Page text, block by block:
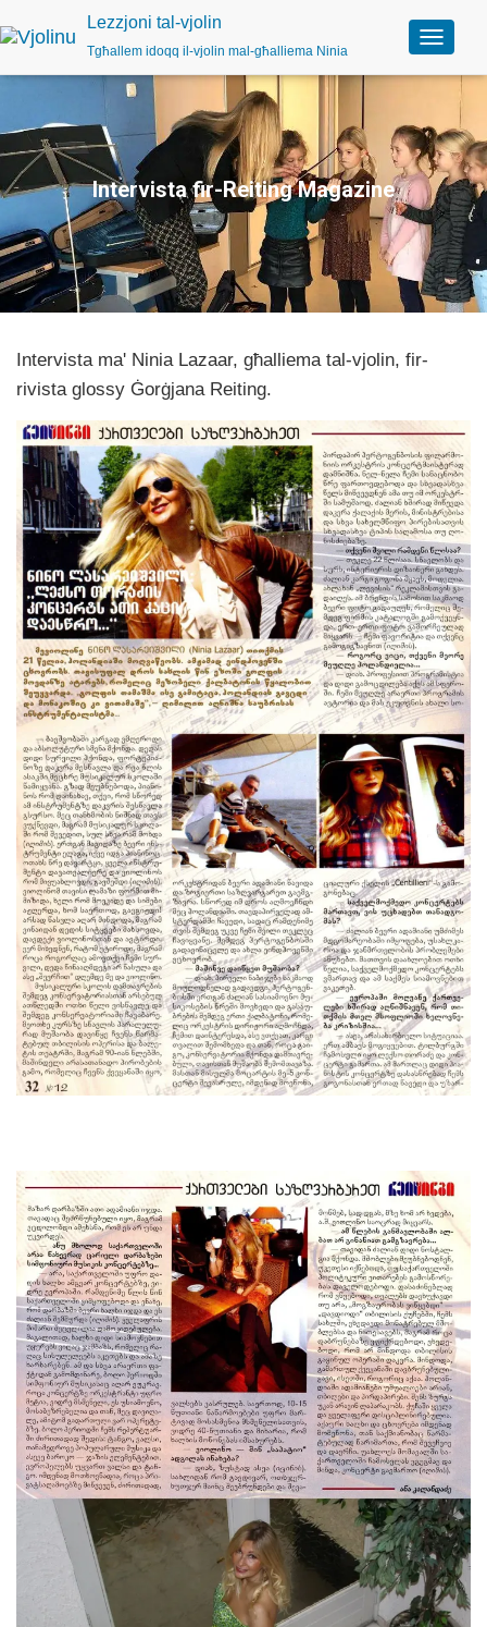
Lezzjoni tal-vjolin
Tgħallem idoqq il-vjolin mal-għalliema Ninia
A
q
b
i
n
-
n
a
v
i
g
Intervista fir-Reiting Magazine
Intervista ma' Ninia Lazaar, għalliema tal-vjolin, fir-
rivista glossy Ġorġjana Reiting.